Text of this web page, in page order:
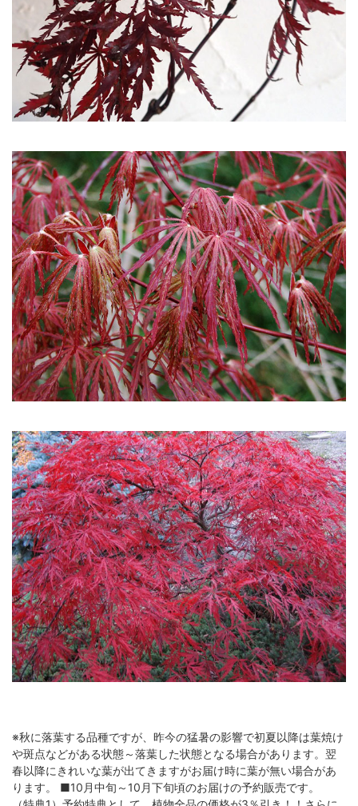
※秋に落葉する品種ですが、昨今の猛暑の影響で初夏以降は葉焼け
や斑点などがある状態～落葉した状態となる場合があります。翌
春以降にきれいな葉が出てきますがお届け時に葉が無い場合があ
ります。 ■10月中旬～10月下旬頃のお届けの予約販売です。